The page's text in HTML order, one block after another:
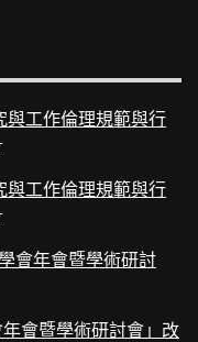
與工作倫理規範與行
與工作倫理規範與行
會年會暨學術研討
年會暨學術研討會」改